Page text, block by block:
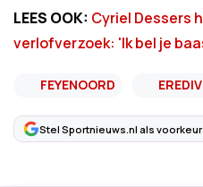
LEES OOK: Cyriel Dessers
verlofverzoek: 'Ik bel je
FEYENOORD
Stel Sportnieuws.nl als